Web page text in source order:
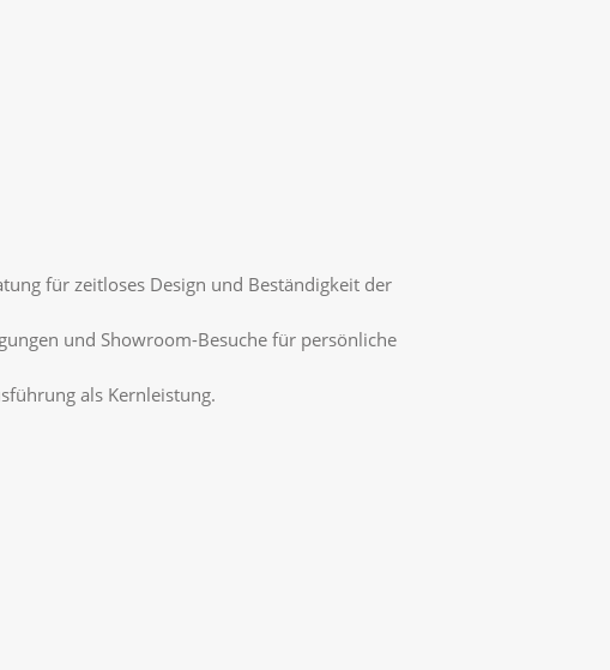
für zeitloses Design und Beständigkeit der
und Showroom-Besuche für persönliche
als Kernleistung.